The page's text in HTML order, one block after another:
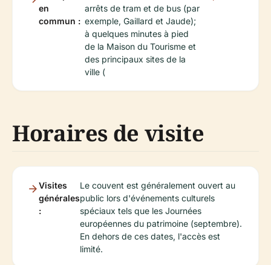
en
commun :
arrêts de tram et de bus (par
exemple, Gaillard et Jaude);
à quelques minutes à pied
de la Maison du Tourisme et
des principaux sites de la
ville (
Horaires de visite
Visites
générales
:
Le couvent est généralement ouvert au
public lors d'événements culturels
spéciaux tels que les Journées
européennes du patrimoine (septembre).
En dehors de ces dates, l'accès est
limité.